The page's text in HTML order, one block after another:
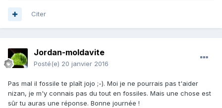
Citer
Jordan-moldavite
Posté(e) 20 janvier 2016
Pas mal il fossile te plaît jojo ;-). Moi je ne pourrais pas t'aider
nizan, je m'y connais pas du tout en fossiles. Mais une chose est
sûr tu auras une réponse. Bonne journée !